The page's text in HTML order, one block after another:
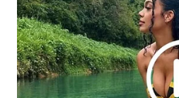
WN
CIREBON
WN
INDRAMAYU